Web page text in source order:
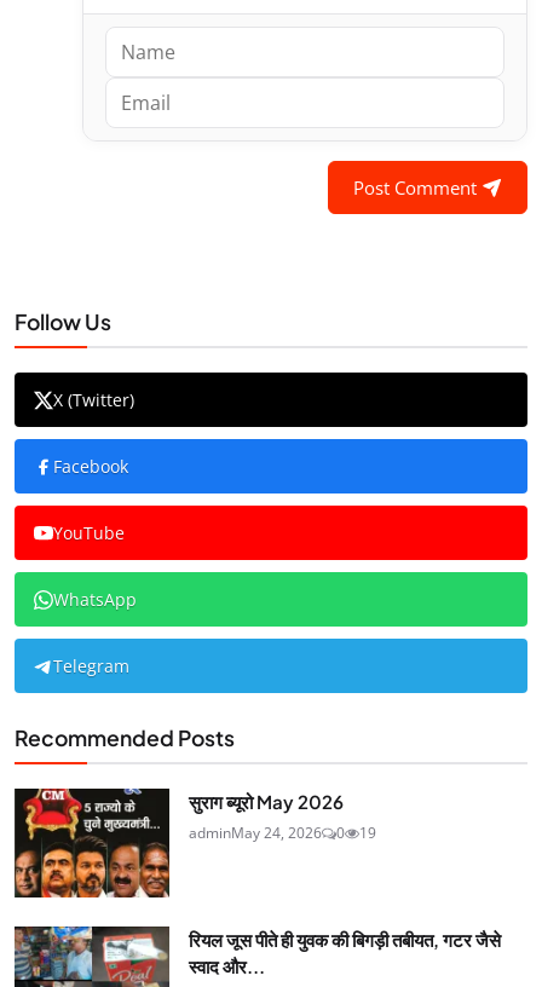
Post Comment
Follow Us
X (Twitter)
Facebook
YouTube
WhatsApp
Telegram
Recommended Posts
सुराग ब्यूरो May 2026
adminMay 24, 2026 0 19
रियल जूस पीते ही युवक की बिगड़ी तबीयत, गटर जैसे
स्वाद और...